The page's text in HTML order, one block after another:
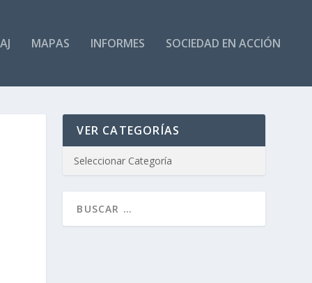
MAPAS INFORMES SOCIEDAD EN ACCIÓN
VER CATEGORÍAS